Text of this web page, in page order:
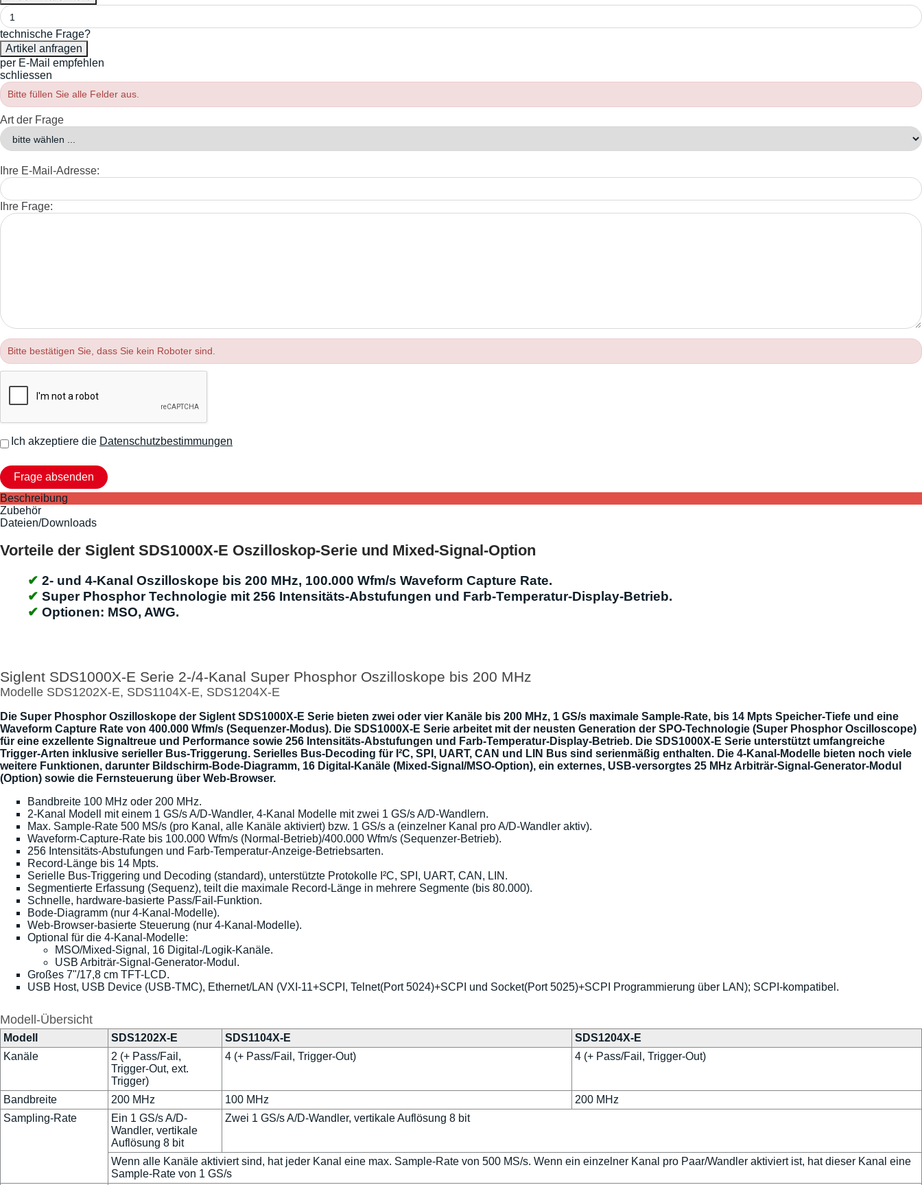
technische Frage?
per E-Mail empfehlen
schliessen
Bitte füllen Sie alle Felder aus.
Art der Frage
Ihre E-Mail-Adresse:
Ihre Frage:
Bitte bestätigen Sie, dass Sie kein Roboter sind.
Ich akzeptiere die Datenschutzbestimmungen
Beschreibung
Zubehör
Dateien/Downloads
Vorteile der Siglent SDS1000X-E Oszilloskop-Serie und Mixed-Signal-Option
2- und 4-Kanal Oszilloskope bis 200 MHz, 100.000 Wfm/s Waveform Capture Rate.
Super Phosphor Technologie mit 256 Intensitäts-Abstufungen und Farb-Temperatur-Display-Betrieb.
Optionen: MSO, AWG.
Siglent SDS1000X-E Serie 2-/4-Kanal Super Phosphor Oszilloskope bis 200 MHz
Modelle SDS1202X-E, SDS1104X-E, SDS1204X-E
Die Super Phosphor Oszilloskope der Siglent SDS1000X-E Serie bieten zwei oder vier Kanäle bis 200 MHz, 1 GS/s maximale Sample-Rate, bis 14 Mpts Speicher-Tiefe und eine
Waveform Capture Rate von 400.000 Wfm/s (Sequenzer-Modus). Die SDS1000X-E Serie arbeitet mit der neusten Generation der SPO-Technologie (Super Phosphor Oscilloscope)
für eine exzellente Signaltreue und Performance sowie 256 Intensitäts-Abstufungen und Farb-Temperatur-Display-Betrieb. Die SDS1000X-E Serie unterstützt umfangreiche
Trigger-Arten inklusive serieller Bus-Triggerung. Serielles Bus-Decoding für I²C, SPI, UART, CAN und LIN Bus sind serienmäßig enthalten. Die 4-Kanal-Modelle bieten noch viele
weitere Funktionen, darunter Bildschirm-Bode-Diagramm, 16 Digital-Kanäle (Mixed-Signal/MSO-Option), ein externes, USB-versorgtes 25 MHz Arbiträr-Signal-Generator-Modul
(Option) sowie die Fernsteuerung über Web-Browser.
Bandbreite 100 MHz oder 200 MHz.
2-Kanal Modell mit einem 1 GS/s A/D-Wandler, 4-Kanal Modelle mit zwei 1 GS/s A/D-Wandlern.
Max. Sample-Rate 500 MS/s (pro Kanal, alle Kanäle aktiviert) bzw. 1 GS/s a (einzelner Kanal pro A/D-Wandler aktiv).
Waveform-Capture-Rate bis 100.000 Wfm/s (Normal-Betrieb)/400.000 Wfm/s (Sequenzer-Betrieb).
256 Intensitäts-Abstufungen und Farb-Temperatur-Anzeige-Betriebsarten.
Record-Länge bis 14 Mpts.
Serielle Bus-Triggering und Decoding (standard), unterstützte Protokolle I²C, SPI, UART, CAN, LIN.
Segmentierte Erfassung (Sequenz), teilt die maximale Record-Länge in mehrere Segmente (bis 80.000).
Schnelle, hardware-basierte Pass/Fail-Funktion.
Bode-Diagramm (nur 4-Kanal-Modelle).
Web-Browser-basierte Steuerung (nur 4-Kanal-Modelle).
Optional für die 4-Kanal-Modelle:
MSO/Mixed-Signal, 16 Digital-/Logik-Kanäle.
USB Arbiträr-Signal-Generator-Modul.
Großes 7"/17,8 cm TFT-LCD.
USB Host, USB Device (USB-TMC), Ethernet/LAN (VXI-11+SCPI, Telnet(Port 5024)+SCPI und Socket(Port 5025)+SCPI Programmierung über LAN); SCPI-kompatibel.
Modell-Übersicht
Modell SDS1202X-E SDS1104X-E
SDS1204X-E
Kanäle
2 (+ Pass/Fail,
Trigger-Out, ext.
Trigger)
4 (+ Pass/Fail, Trigger-Out) 4 (+ Pass/Fail, Trigger-Out)
Bandbreite 200 MHz 100 MHz
200 MHz
Sampling-Rate
Ein 1 GS/s A/D-
Wandler, vertikale
Auflösung 8 bit
Zwei 1 GS/s A/D-Wandler, vertikale Auflösung 8 bit
Wenn alle Kanäle aktiviert sind, hat jeder Kanal eine max. Sample-Rate von 500 MS/s. Wenn ein einzelner Kanal pro Paar/Wandler aktiviert ist, hat dieser Kanal eine
Sample-Rate von 1 GS/s